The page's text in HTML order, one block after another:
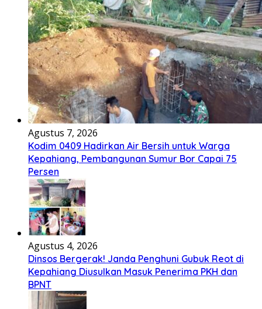
Agustus 7, 2026
Kodim 0409 Hadirkan Air Bersih untuk Warga
Kepahiang, Pembangunan Sumur Bor Capai 75
Persen
Agustus 4, 2026
Dinsos Bergerak! Janda Penghuni Gubuk Reot di
Kepahiang Diusulkan Masuk Penerima PKH dan
BPNT